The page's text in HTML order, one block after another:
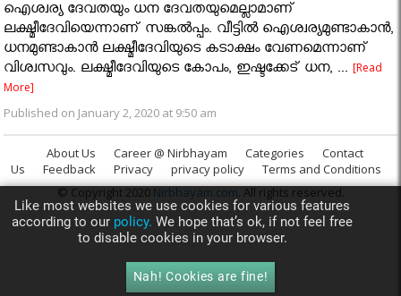
ഐശ്വര്യ ദേവതയും ധന ദേവതയുമെല്ലാമാണ്
ലക്ഷ്മീദേവിയെന്നാണ് സങ്കല്‍പ്പം. വീട്ടില്‍ ഐശ്വര്യമുണ്ടാകാന്‍,
ധനമുണ്ടാകാന്‍ ലക്ഷ്മീദേവിയുടെ കടാക്ഷം വേണമെന്നാണ്
വിശ്വസവും. ലക്ഷ്മീദേവിയുടെ കോപം, ഇഷ്ടക്കേട് ധന, ...[Read
More]
Published on January 2, 2020 at 9:50 am
About Us Career @ Nirbhayam Categories
Contact
Us
Feedback Privacy privacy policy
Terms and Conditions
© Copyright 2020 Nirbhayam.com. All rights reserved.
Like most websites we use cookies for various features
according to our policy. We hope that’s ok, if not feel free
to disable cookies in your browser.
Nah! Cookies are fine!